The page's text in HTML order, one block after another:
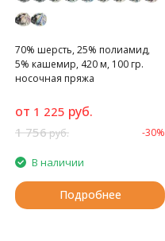
70% шерсть, 25% полиамид,
5% кашемир, 420 м, 100 гр.
носочная пряжа
от 1 225 руб.
1 756руб. -30%
В наличии
Подробнее